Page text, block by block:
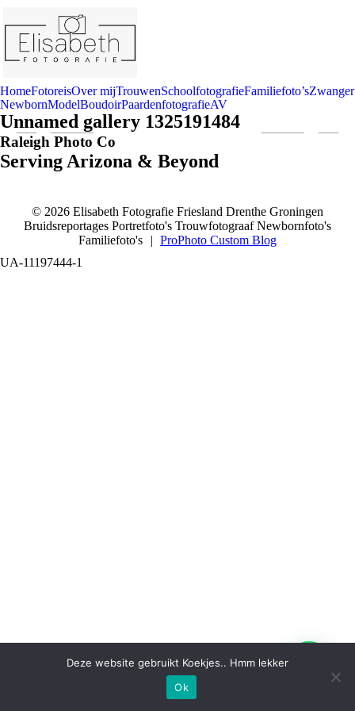
HomeFotoreisOver mijTrouwenSchoolfotografieFamiliefoto’sZwanger
NewbornModelBoudoirPaardenfotografieAV
Unnamed gallery 1325191484
Raleigh Photo Co
Serving Arizona & Beyond
© 2026 Elisabeth Fotografie Friesland Drenthe Groningen
Bruidsreportages Portretfoto's Trouwfotograaf Newbornfoto's
Familiefoto's
| ProPhoto Custom Blog
UA-11197444-1
Deze website gebruikt Koekjes.. Hmm lekker
Ok